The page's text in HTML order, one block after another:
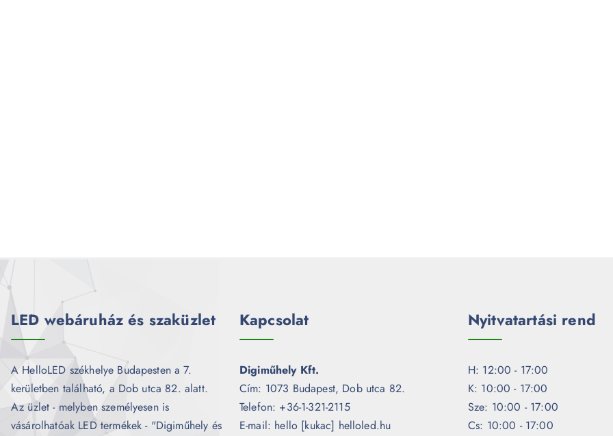
LED webáruház és szaküzlet
A HelloLED székhelye Budapesten a 7.
kerületben található, a Dob utca 82. alatt.
Az üzlet - melyben személyesen is
vásárolhatóak LED termékek - "Digiműhely és
Kapcsolat
Digiműhely Kft.
Cím: 1073 Budapest, Dob utca 82.
Telefon: +36-1-321-2115
E-mail: hello [kukac] helloled.hu
Nyitvatartási rend
H: 12:00 - 17:00
K: 10:00 - 17:00
Sze: 10:00 - 17:00
Cs: 10:00 - 17:00